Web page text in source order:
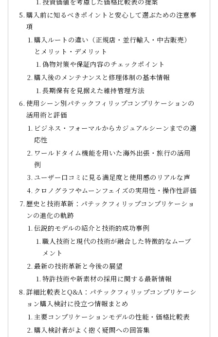
購入前に知るべきポイントと安心して選ぶための注意事
項
購入ルートの違い（正規店・並行輸入・中古販売）
とメリット・デメリット
偽物対策や保証内容のチェックポイント
購入後のメンテナンスと修理体制の基本情報
長期保有を見据えた維持管理方法
使用シーン別パテックフィリップコンプリケーションの
活用術と評価
ビジネス・フォーマルからカジュアルシーンまでの適
応性
ワールドタイム機能を用いた海外出張・旅行の活用
例
ユーザー口コミに見る満足度と使用感のリアルな声
クロノグラフやムーンフェイズの実用性・操作性評価
歴史と技術革新：パテックフィリップコンプリケーショ
ンの進化の軌跡
伝説的モデルの紹介と技術的成功事例
職人技術と現代の技術が融合した特徴的なムーブ
メント
最新の技術革新と今後の展望
特許技術や新素材の採用に関する最新情報
詳細比較表とQ&A：パテックフィリップコンプリケーシ
ョン購入検討に役立つ情報まとめ
主要コンプリケーションモデルの性能・価格比較表
購入検討者がよく抱く疑問への回答集